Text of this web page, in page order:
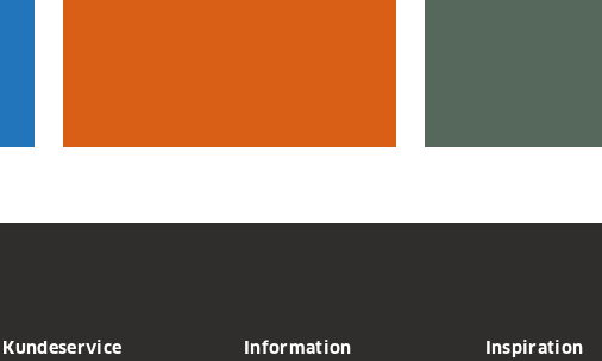
Kundeservice
Information
Inspiration